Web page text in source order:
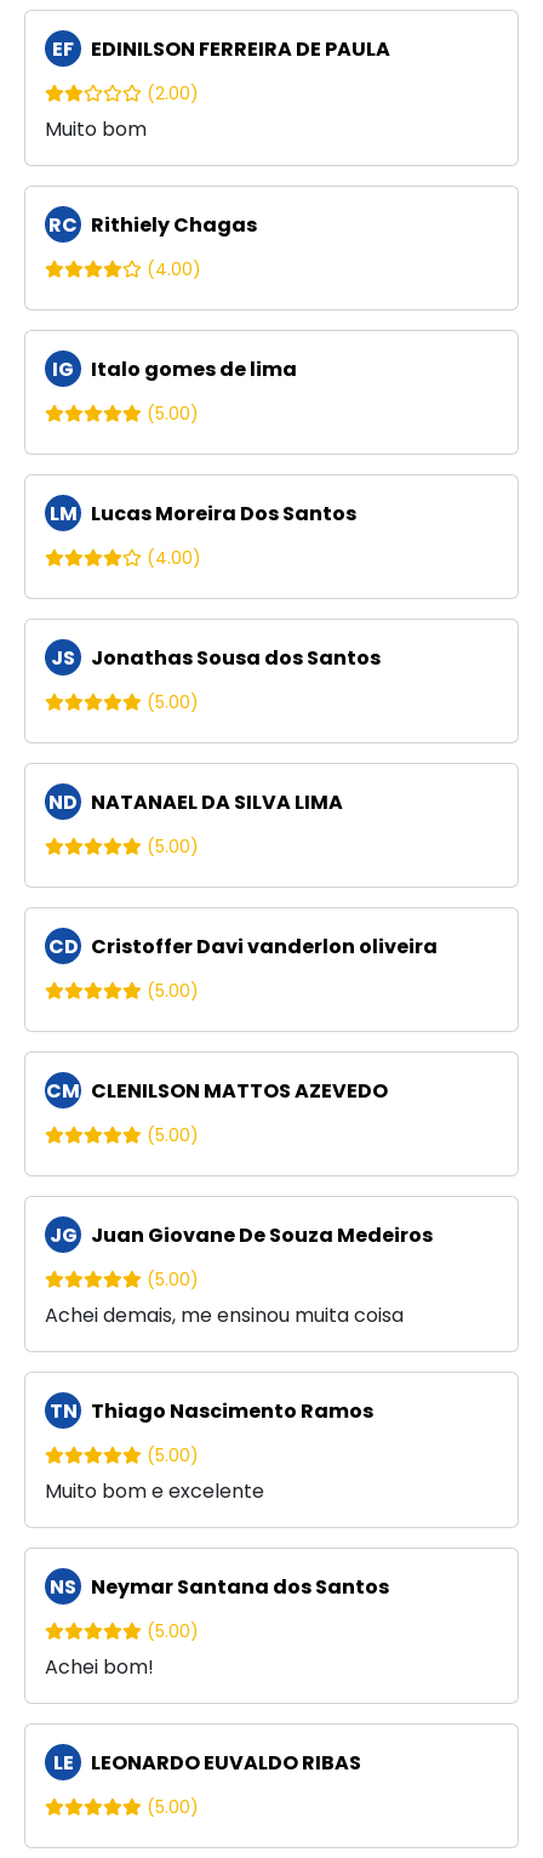
EF EDINILSON FERREIRA DE PAULA
(2.00)
Muito bom
RC Rithiely Chagas
(4.00)
IG Italo gomes de lima
(5.00)
LM Lucas Moreira Dos Santos
(4.00)
JS Jonathas Sousa dos Santos
(5.00)
ND NATANAEL DA SILVA LIMA
(5.00)
CD Cristoffer Davi vanderlon oliveira
(5.00)
CM CLENILSON MATTOS AZEVEDO
(5.00)
JG Juan Giovane De Souza Medeiros
(5.00)
Achei demais, me ensinou muita coisa
TN Thiago Nascimento Ramos
(5.00)
Muito bom e excelente
NS Neymar Santana dos Santos
(5.00)
Achei bom!
LE LEONARDO EUVALDO RIBAS
(5.00)